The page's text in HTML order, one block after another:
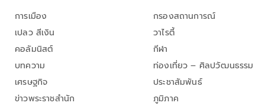
การเมือง
เปลว สีเงิน
คอลัมนิสต์
บทความ
เศรษฐกิจ
ข่าวพระราชสำนัก
กรองสถานการณ์
วาไรตี้
กีฬา
ท่องเที่ยว – ศิลปวัฒนธรรม
ประชาสัมพันธ์
ภูมิภาค